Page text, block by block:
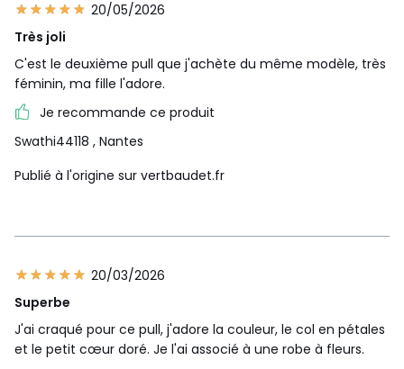
20/05/2026
Très joli
C'est le deuxième pull que j'achète du même modèle, très
féminin, ma fille l'adore.
Je recommande ce produit
Swathi44118 , Nantes
Publié à l'origine sur vertbaudet.fr
20/03/2026
Superbe
J'ai craqué pour ce pull, j'adore la couleur, le col en pétales
et le petit cœur doré. Je l'ai associé à une robe à fleurs.